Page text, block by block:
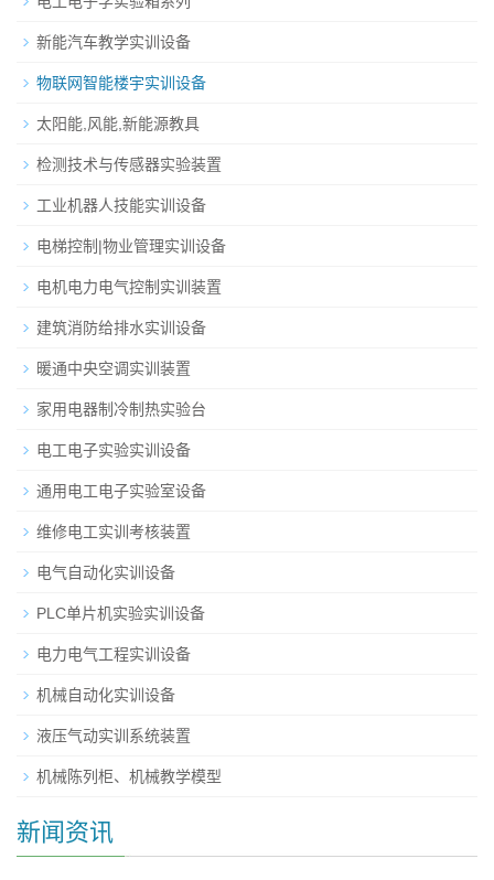
新能汽车教学实训设备
物联网智能楼宇实训设备
太阳能,风能,新能源教具
检测技术与传感器实验装置
工业机器人技能实训设备
电梯控制|物业管理实训设备
电机电力电气控制实训装置
建筑消防给排水实训设备
暖通中央空调实训装置
家用电器制冷制热实验台
电工电子实验实训设备
通用电工电子实验室设备
维修电工实训考核装置
电气自动化实训设备
PLC单片机实验实训设备
电力电气工程实训设备
机械自动化实训设备
液压气动实训系统装置
机械陈列柜、机械教学模型
新闻资讯